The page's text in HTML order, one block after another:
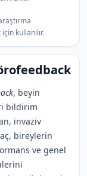
kullanılır.
, beyin
bildirim
invaziv
bireylerin
ve genel